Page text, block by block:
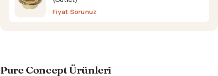
Fiyat Sorunuz
Pure Concept Ürünleri